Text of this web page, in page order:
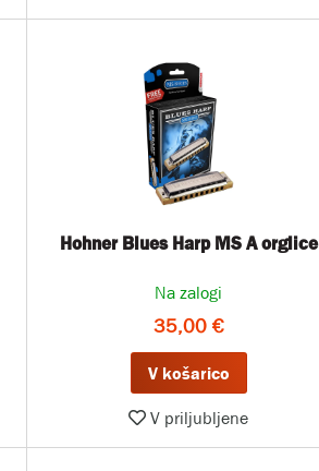
Hohner Blues Harp MS A orglice
Na zalogi
35,00 €
V košarico
V priljubljene